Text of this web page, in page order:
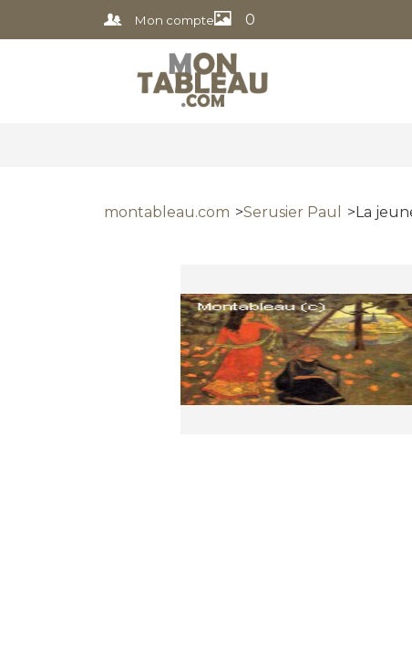
Mon compte 0
montableau.com Serusier Paul La